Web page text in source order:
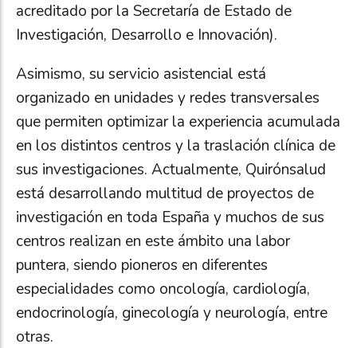
acreditado por la Secretaría de Estado de
Investigación, Desarrollo e Innovación).
Asimismo, su servicio asistencial está
organizado en unidades y redes transversales
que permiten optimizar la experiencia acumulada
en los distintos centros y la traslación clínica de
sus investigaciones. Actualmente, Quirónsalud
está desarrollando multitud de proyectos de
investigación en toda España y muchos de sus
centros realizan en este ámbito una labor
puntera, siendo pioneros en diferentes
especialidades como oncología, cardiología,
endocrinología, ginecología y neurología, entre
otras.